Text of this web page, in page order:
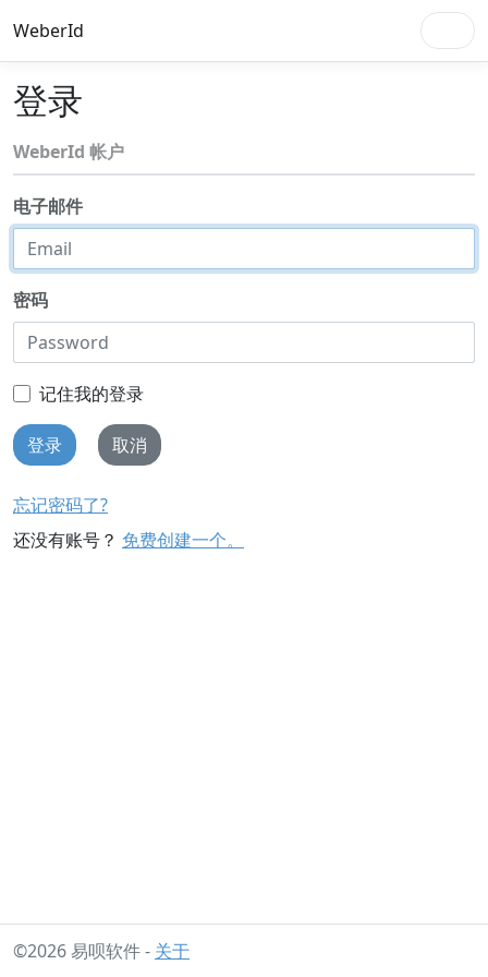
WeberId
登录
WeberId 帐户
电子邮件
密码
记住我的登录
登录 取消
忘记密码了?
还没有账号？ 免费创建一个。
©2026 易呗软件 - 关于